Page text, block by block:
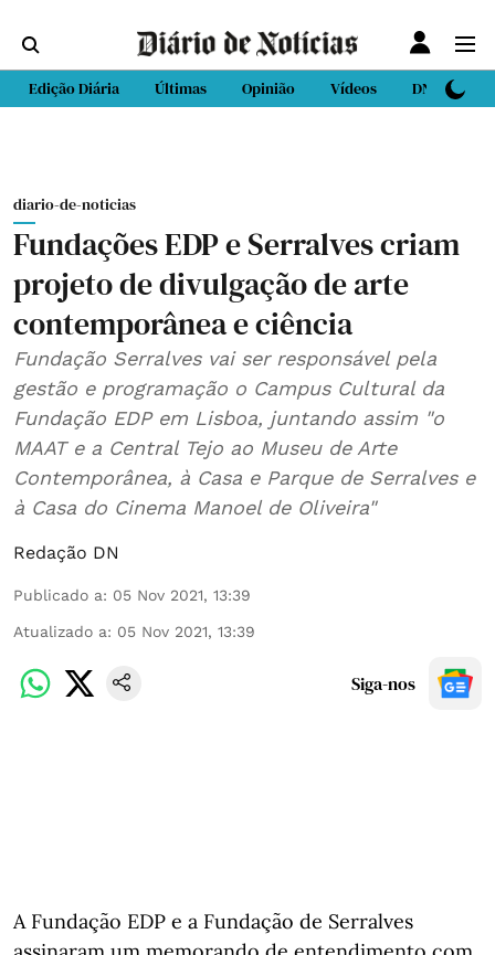
Edição Diária Últimas Opinião Vídeos DN Sport
diario-de-noticias
Fundações EDP e Serralves criam
projeto de divulgação de arte
contemporânea e ciência
Fundação Serralves vai ser responsável pela
gestão e programação o Campus Cultural da
Fundação EDP em Lisboa, juntando assim "o
MAAT e a Central Tejo ao Museu de Arte
Contemporânea, à Casa e Parque de Serralves e
à Casa do Cinema Manoel de Oliveira"
Redação DN
Publicado a: 05 Nov 2021, 13:39
Atualizado a: 05 Nov 2021, 13:39
Siga-nos
A Fundação EDP e a Fundação de Serralves